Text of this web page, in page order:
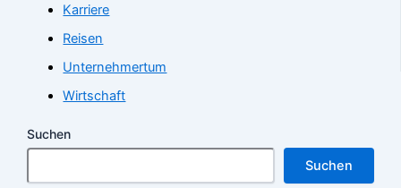
Karriere
Reisen
Unternehmertum
Wirtschaft
Suchen
Suchen